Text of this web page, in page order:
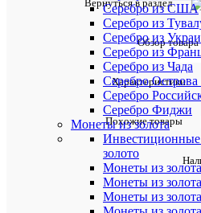
Серебро из США
Серебро из
Серебро из
Серебро из
Серебро из Чада
Серебро Острова
Серебро
Серебро Фиджи
Монеты из золота
Инвестиционные
золото
Монеты из
Монеты из
Монеты из
Вернуться в раздел
Обзор товара
Характеристики
Похожие товары